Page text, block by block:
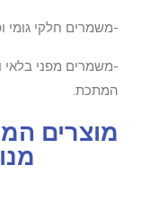
-משמרים חלקי גומי
-משמרים מפני בלאי
המתכת.
מוצרים